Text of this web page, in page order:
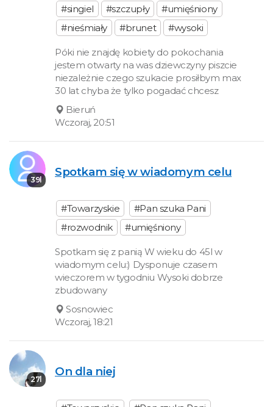
#singiel
#szczupły
#umięśniony
#nieśmiały
#brunet #wysoki
Póki nie znajdę kobiety do pokochania
jestem otwarty na was dziewczyny piszcie
niezależnie czego szukacie prosiłbym max
30 lat chyba że tylko pogadać chcesz
Bieruń
Wczoraj, 20:51
39l
Spotkam się w wiadomym celu
#Towarzyskie
#Pan szuka Pani
#rozwodnik
#umięśniony
Spotkam się z panią W wieku do 45l w
wiadomym celu:) Dysponuje czasem
wieczorem w tygodniu Wysoki dobrze
zbudowany
Sosnowiec
Wczoraj, 18:21
27l
On dla niej